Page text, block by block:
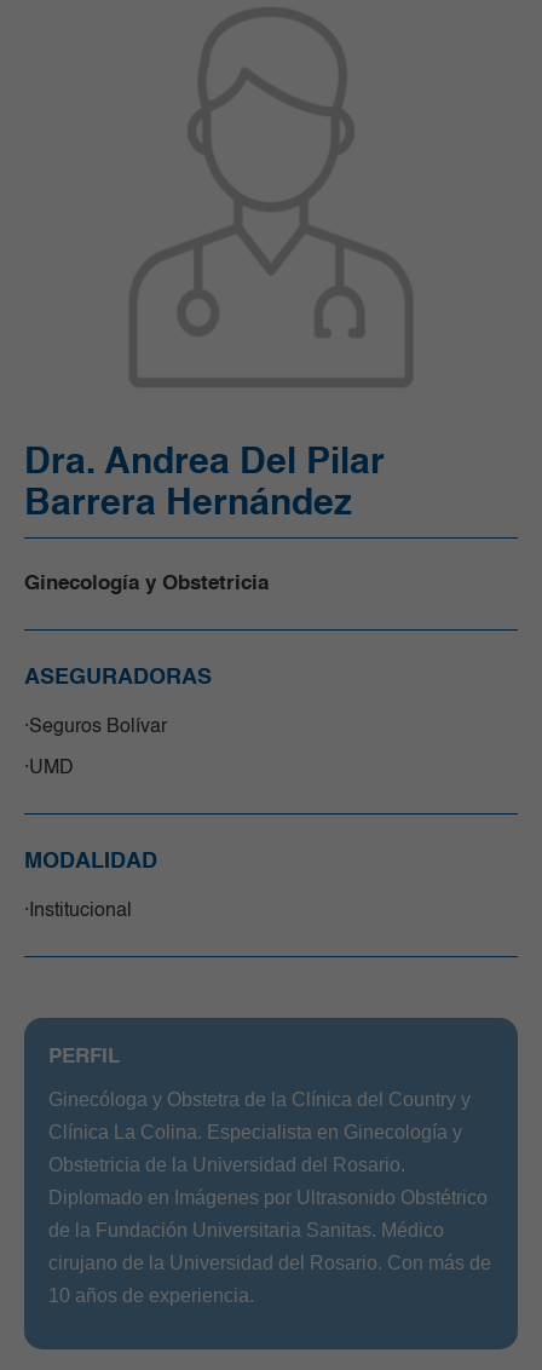
Ortopedia y Traumatología
Radiología e Imágenes Diagnósticas
Servicios Quirúrgicos
Servicios de Apoyo
Unidad de Cuidado Crítico Especializado
Unidad de Mama y Tumores de Tejidos Blandos
Urgencias
Dra. Andrea Del Pilar
Barrera Hernández
Ginecología y Obstetricia
ASEGURADORAS
Seguros Bolívar
UMD
MODALIDAD
Institucional
PERFIL
Ginecóloga y Obstetra de la Clínica del Country y
Clínica La Colina. Especialista en Ginecología y
Obstetricia de la Universidad del Rosario.
Diplomado en Imágenes por Ultrasonido Obstétrico
de la Fundación Universitaria Sanitas. Médico
cirujano de la Universidad del Rosario. Con más de
10 años de experiencia.